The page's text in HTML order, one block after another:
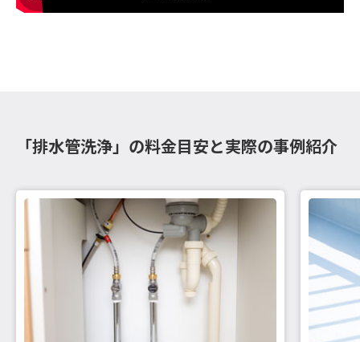
「排水管洗浄」の料金目安と実際の事例紹介